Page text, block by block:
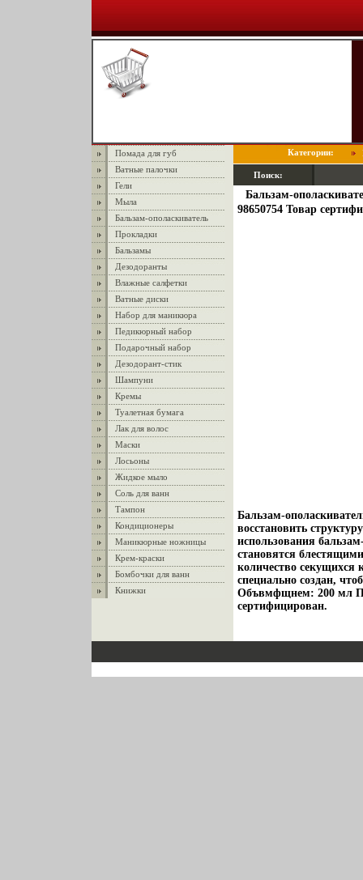
Помада для губ
Ватные палочки
Гели
Мыла
Бальзам-ополаскиватель
Прокладки
Бальзамы
Дезодоранты
Влажные салфетки
Ватные диски
Набор для маникюра
Педикюрный набор
Подарочный набор
Дезодорант-стик
Шампуни
Кремы
Туалетная бумага
Лак для волос
Маски
Лосьоны
Жидкое мыло
Соль для ванн
Тампон
Кондиционеры
Маникюрные ножницы
Крем-краски
Бомбочки для ванн
Книжки
Категории:
Поиск:
Бальзам-
98650754 Товар
Бальзам-
восстановить
использования
становятся
количество секущихся
специально создан,
Объвмфщнем: 200 мл
сертифицирован.